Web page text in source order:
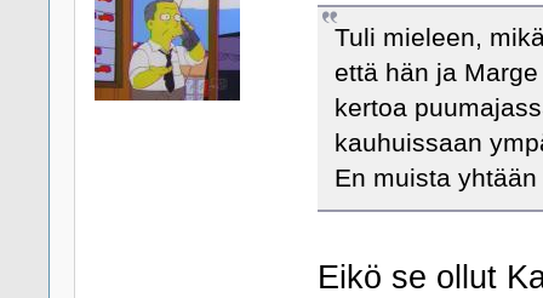
Tuli mieleen,
että hän ja
kertoa
kauhuissaan
En muista
Eikö se ollut